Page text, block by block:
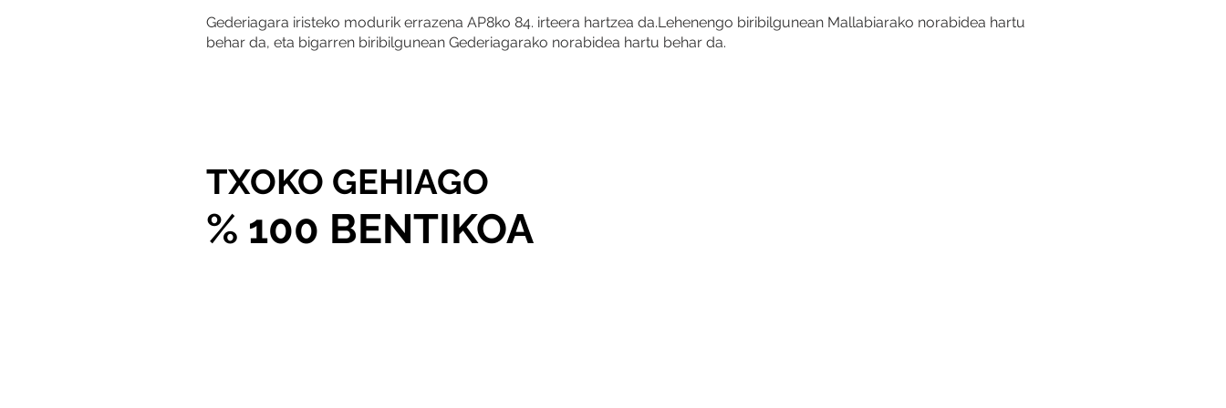
Gederiagara iristeko modurik errazena AP8ko 84. irteera hartzea da.Lehenengo biribilgunean Mallabiarako norabidea hartu
behar da, eta bigarren biribilgunean Gederiagarako norabidea hartu behar da.
TXOKO GEHIAGO
% 100 BENTIKOA